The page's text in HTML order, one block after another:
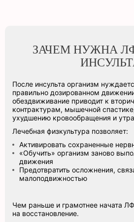
ЗАЧЕМ НУЖНА
После инсульта организм
правильно дозированном
обездвиживание приводит к
контрактурам, мышечной
ухудшению кровообращения и
Лечебная физкультура позволяет:
Активировать сохраненные
«Обучить» организм заново
движения
Предотвратить осложнения,
малоподвижностью
Чем раньше и грамотнее начата
на восстановление.